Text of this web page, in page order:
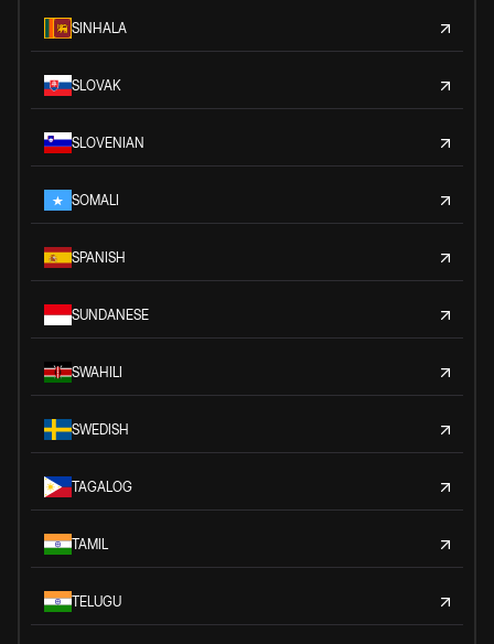
SINHALA
SLOVAK
SLOVENIAN
SOMALI
SPANISH
SUNDANESE
SWAHILI
SWEDISH
TAGALOG
TAMIL
TELUGU